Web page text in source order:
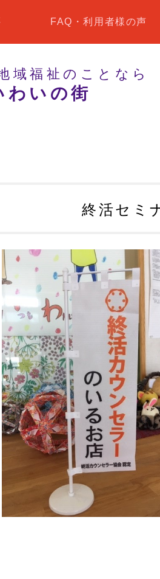
域福祉のことなら
いの街
FAQ・利用者様の声
終活セミ